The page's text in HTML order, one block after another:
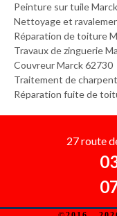
Peinture sur tuile
Nettoyage et
Réparation de toiture
Travaux de zinguerie
Couvreur Marck 62730
Traitement de
Réparation fuite de
27 route